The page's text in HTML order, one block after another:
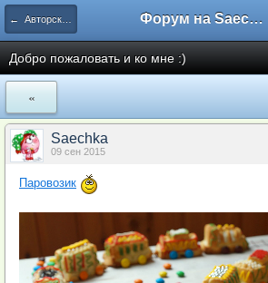
← Авторские рецепты Форум на Saechka.Ru - энциклопедия домашнего уюта
Добро пожаловать и ко мне :)
«
Saechka
09 сен 2015
Паровозик